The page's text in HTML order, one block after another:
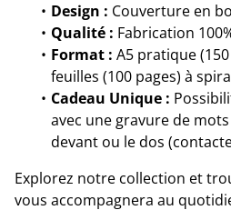
Design : Couverture en
Qualité : Fabrication
Format : A5 pratique
feuilles (100 pages) à
Cadeau Unique :
avec une gravure de
devant ou le dos
Explorez notre collection et
vous accompagnera au